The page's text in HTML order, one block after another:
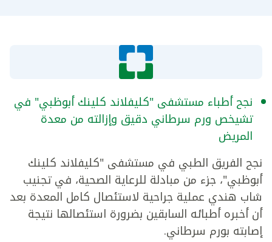
نجح أطباء مستشفى "كليفلاند كلينك أبوظبي" في
تشيخص ورم سرطاني دقيق وإزالته من معدة
المريض
نجح الفريق الطبي في مستشفى "كليفلاند كلينك
أبوظبي"، جزء من مبادلة للرعاية الصحية، في تجنيب
شاب هندي عملية جراحية لاستئصال كامل المعدة بعد
أن أخبره أطبائه السابقين بضرورة استئصالها نتيجة
إصابته بورم سرطاني.